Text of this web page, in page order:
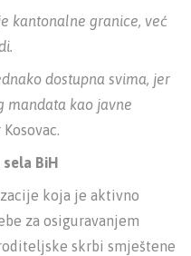
kantonalne granice, već
dostupna svima, jer
mandata kao javne
BiH
koja je aktivno
za osiguravanjem
skrbi smještene